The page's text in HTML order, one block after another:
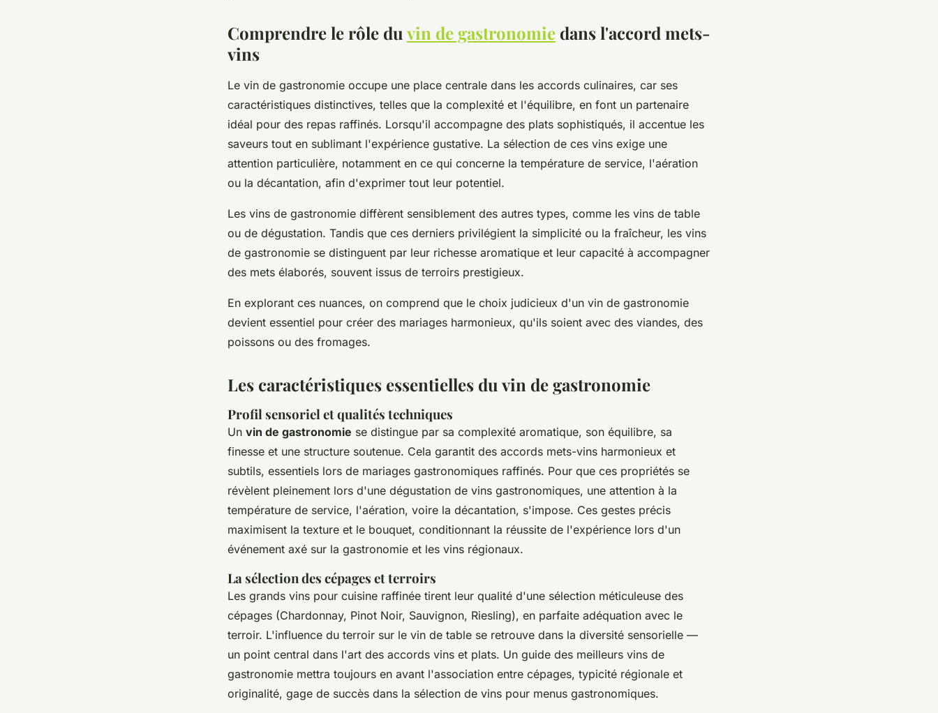
Comprendre le rôle du vin de gastronomie dans l'accord mets-
vins
Le vin de gastronomie occupe une place centrale dans les accords culinaires, car ses
caractéristiques distinctives, telles que la complexité et l'équilibre, en font un partenaire
idéal pour des repas raffinés. Lorsqu'il accompagne des plats sophistiqués, il accentue les
saveurs tout en sublimant l'expérience gustative. La sélection de ces vins exige une
attention particulière, notamment en ce qui concerne la température de service, l'aération
ou la décantation, afin d'exprimer tout leur potentiel.
Les vins de gastronomie diffèrent sensiblement des autres types, comme les vins de table
ou de dégustation. Tandis que ces derniers privilégient la simplicité ou la fraîcheur, les vins
de gastronomie se distinguent par leur richesse aromatique et leur capacité à accompagner
des mets élaborés, souvent issus de terroirs prestigieux.
En explorant ces nuances, on comprend que le choix judicieux d'un vin de gastronomie
devient essentiel pour créer des mariages harmonieux, qu'ils soient avec des viandes, des
poissons ou des fromages.
Les caractéristiques essentielles du vin de gastronomie
Profil sensoriel et qualités techniques
Un vin de gastronomie se distingue par sa complexité aromatique, son équilibre, sa
finesse et une structure soutenue. Cela garantit des accords mets-vins harmonieux et
subtils, essentiels lors de mariages gastronomiques raffinés. Pour que ces propriétés se
révèlent pleinement lors d'une dégustation de vins gastronomiques, une attention à la
température de service, l'aération, voire la décantation, s'impose. Ces gestes précis
maximisent la texture et le bouquet, conditionnant la réussite de l'expérience lors d'un
événement axé sur la gastronomie et les vins régionaux.
La sélection des cépages et terroirs
Les grands vins pour cuisine raffinée tirent leur qualité d'une sélection méticuleuse des
cépages (Chardonnay, Pinot Noir, Sauvignon, Riesling), en parfaite adéquation avec le
terroir. L'influence du terroir sur le vin de table se retrouve dans la diversité sensorielle —
un point central dans l'art des accords vins et plats. Un guide des meilleurs vins de
gastronomie mettra toujours en avant l'association entre cépages, typicité régionale et
originalité, gage de succès dans la sélection de vins pour menus gastronomiques.